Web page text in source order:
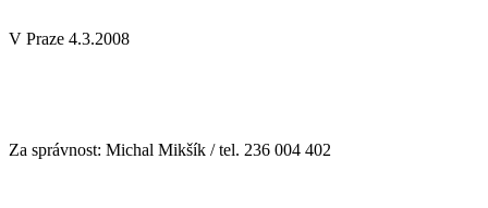
V Praze 4.3.2008
Za správnost: Michal Mikšík / tel. 236 004 402